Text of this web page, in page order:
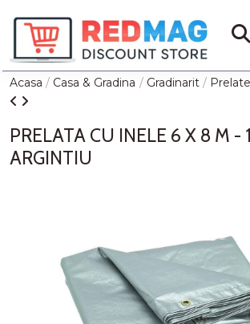
Acasa Casa & Gradina Gradinarit
PRELATA CU INELE 6 X 8 M -
ARGINTIU